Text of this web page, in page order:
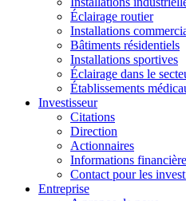
Éclairage routier
Installations
Bâtiments résidentiels
Installations sportives
Éclairage dans le
Établissements
Investisseur
Citations
Direction
Actionnaires
Informations
Contact pour les
Entreprise